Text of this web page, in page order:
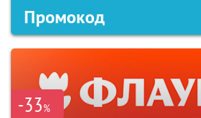
Промокод
-33%